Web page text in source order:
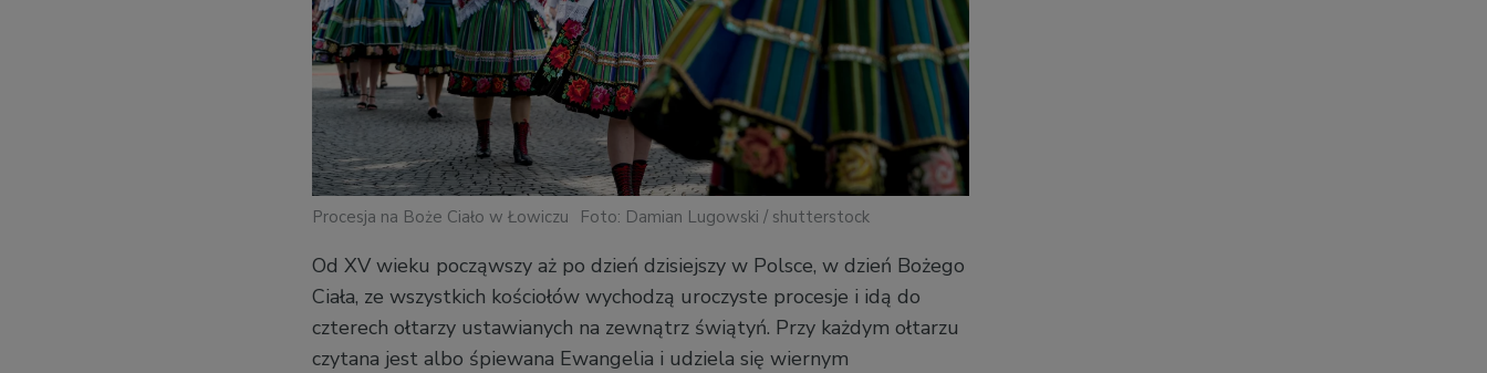
Procesja na Boże Ciało w Łowiczu Foto: Damian Lugowski / shutterstock
Od XV wieku począwszy aż po dzień dzisiejszy w Polsce, w dzień Bożego
Ciała, ze wszystkich kościołów wychodzą uroczyste procesje i idą do
czterech ołtarzy ustawianych na zewnątrz świątyń. Przy każdym ołtarzu
czytana jest albo śpiewana Ewangelia i udziela się wiernym